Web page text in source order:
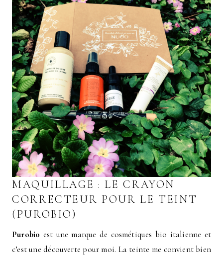
MAQUILLAGE : LE CRAYON
CORRECTEUR POUR LE TEINT
(PUROBIO)
Purobio est une marque de cosmétiques bio italienne et
c’est une découverte pour moi. La teinte me convient bien